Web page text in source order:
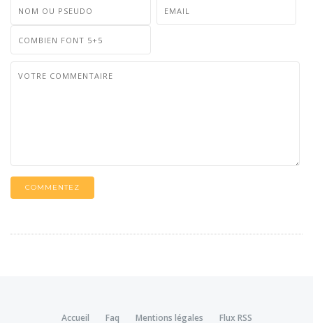
COMMENTEZ
Accueil Faq Mentions légales Flux RSS